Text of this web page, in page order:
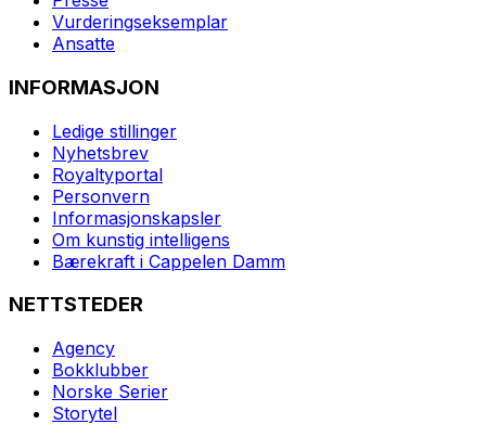
Vurderingseksemplar
Ansatte
INFORMASJON
Ledige stillinger
Nyhetsbrev
Royaltyportal
Personvern
Informasjonskapsler
Om kunstig intelligens
Bærekraft i Cappelen Damm
NETTSTEDER
Agency
Bokklubber
Norske Serier
Storytel